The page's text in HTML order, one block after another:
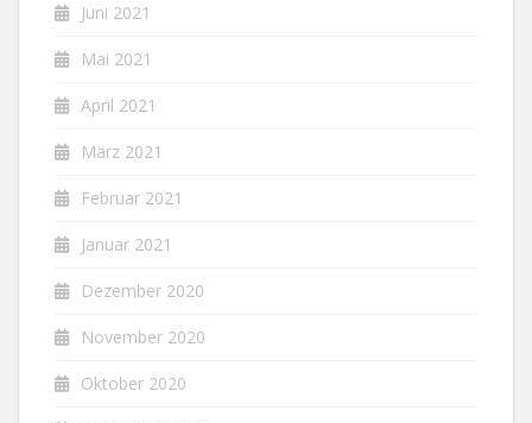
Juni 2021
Mai 2021
April 2021
März 2021
Februar 2021
Januar 2021
Dezember 2020
November 2020
Oktober 2020